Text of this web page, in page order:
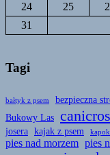
24
25
31
Tagi
bałtyk z psem bezpieczna
Bukowy Las
josera kajak z psem
pies nad morzem pies